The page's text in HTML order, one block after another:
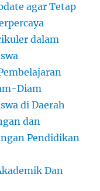
agar Tetap
dalam
Diam
di Daerah
dan
Pendidikan
Dan